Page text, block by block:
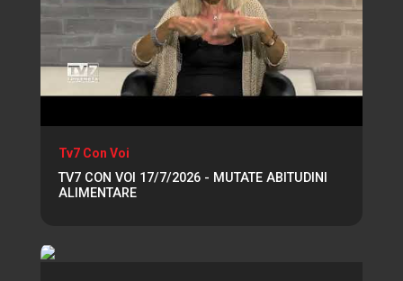
Tv7 Con Voi
TV7 CON VOI 17/7/2026 - MUTATE ABITUDINI
ALIMENTARE